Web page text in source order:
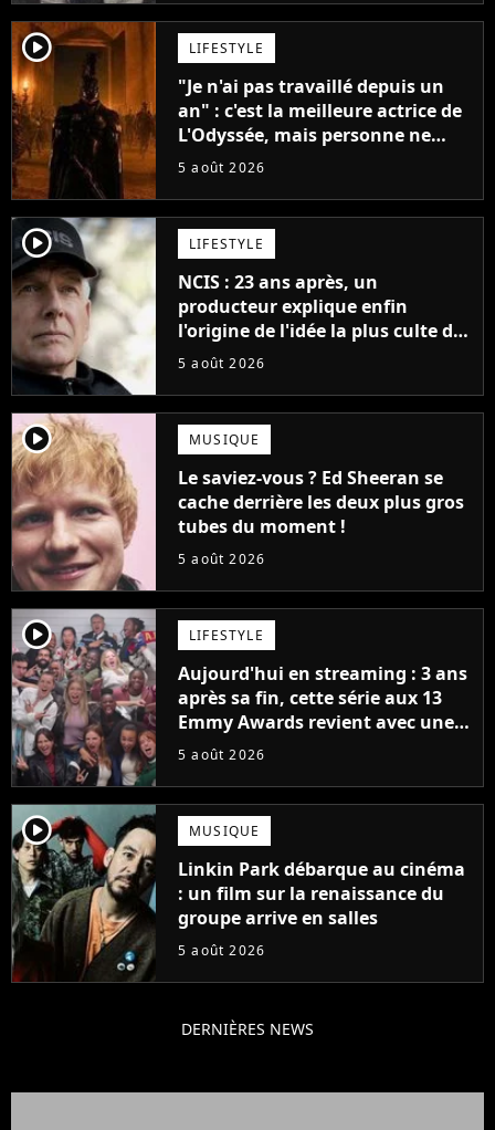
player2 LIFESTYLE
"Je n'ai pas travaillé depuis un
an" : c'est la meilleure actrice de
L'Odyssée, mais personne ne
veut lui donner de rôle au
5 août 2026
player2 LIFESTYLE
NCIS : 23 ans après, un
producteur explique enfin
l'origine de l'idée la plus culte de
la série (et on ne parle pas du
5 août 2026
player2 MUSIQUE
Le saviez-vous ? Ed Sheeran se
cache derrière les deux plus gros
tubes du moment !
5 août 2026
player2 LIFESTYLE
Aujourd'hui en streaming : 3 ans
après sa fin, cette série aux 13
Emmy Awards revient avec une
suite... totalement différente
5 août 2026
player2 MUSIQUE
Linkin Park débarque au cinéma
: un film sur la renaissance du
groupe arrive en salles
5 août 2026
DERNIÈRES NEWS